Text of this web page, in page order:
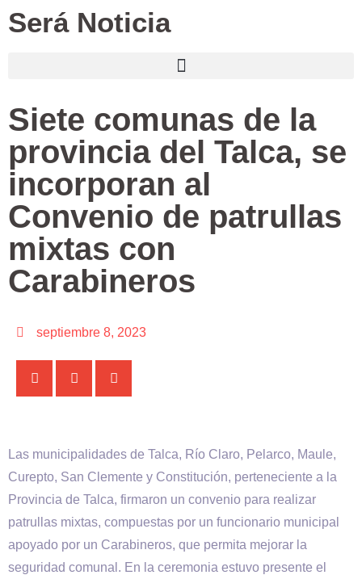
Será Noticia
Siete comunas de la
provincia del Talca, se
incorporan al
Convenio de patrullas
mixtas con
Carabineros
septiembre 8, 2023
Las municipalidades de Talca, Río Claro, Pelarco, Maule,
Curepto, San Clemente y Constitución, perteneciente a la
Provincia de Talca, firmaron un convenio para realizar
patrullas mixtas, compuestas por un funcionario municipal
apoyado por un Carabineros, que permita mejorar la
seguridad comunal. En la ceremonia estuvo presente el